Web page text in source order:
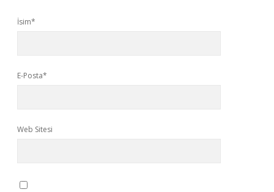
İsim*
E-Posta*
Web Sitesi